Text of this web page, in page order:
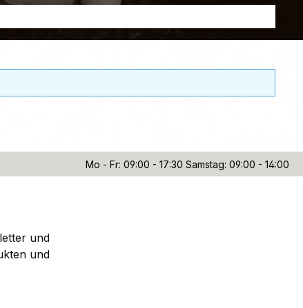
Mo - Fr: 09:00 - 17:30 Samstag: 09:00 - 14:00
und
und